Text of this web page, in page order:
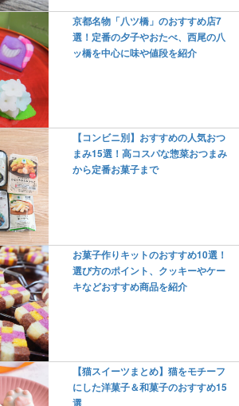
京都名物「八ツ橋」のおすすめ店7
選！定番の夕子やおたべ、西尾の八
ッ橋を中心に味や値段を紹介
【コンビニ別】おすすめの人気おつ
まみ15選！高コスパな惣菜おつまみ
から定番お菓子まで
お菓子作りキットのおすすめ10選！
選び方のポイント、クッキーやケー
キなどおすすめ商品を紹介
【猫スイーツまとめ】猫をモチーフ
にした洋菓子＆和菓子のおすすめ15
選